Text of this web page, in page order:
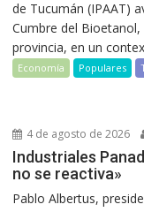
de Tucumán (IPAAT)
Cumbre del
provincia, en un
Economía Populares
4 de agosto de 2026
Industriales
no se reactiva»
Pablo Albertus,